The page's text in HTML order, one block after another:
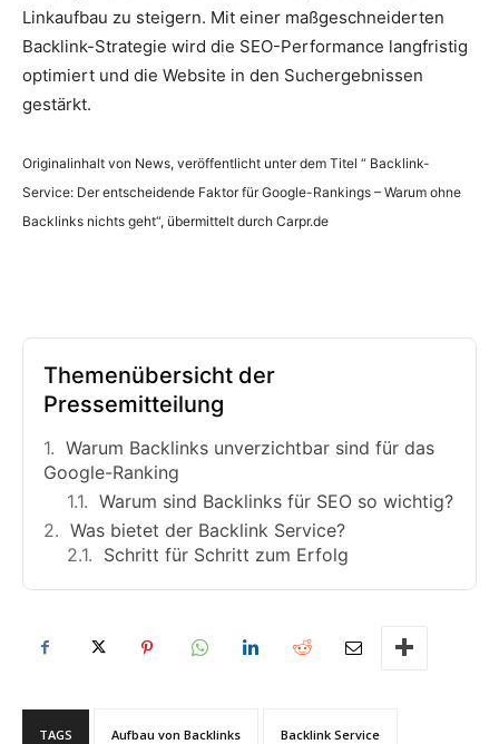
Linkaufbau zu steigern. Mit einer maßgeschneiderten
Backlink-Strategie wird die SEO-Performance langfristig
optimiert und die Website in den Suchergebnissen
gestärkt.
Originalinhalt von News, veröffentlicht unter dem Titel “ Backlink-
Service: Der entscheidende Faktor für Google-Rankings – Warum ohne
Backlinks nichts geht“, übermittelt durch Carpr.de
Themenübersicht der
Pressemitteilung
Warum Backlinks unverzichtbar sind für das
Google-Ranking
Warum sind Backlinks für SEO so wichtig?
Was bietet der Backlink Service?
Schritt für Schritt zum Erfolg
TAGS Aufbau von Backlinks Backlink Service